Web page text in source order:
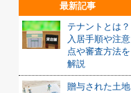
最新記事
テナントとは？
入居手順や注意
点や審査方法を
解説
贈与された土地